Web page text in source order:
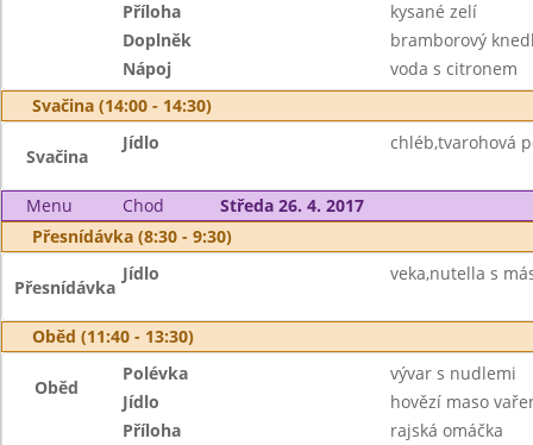
Příloha
kysané zelí
Doplněk
bramborový
Nápoj
voda s citronem
Svačina (14:00 - 14:30)
Svačina
Jídlo chléb,tvarohová
Menu Chod
Středa 26. 4. 2017
Přesnídávka (8:30 - 9:30)
Přesnídávka
Jídlo veka,nutella s
Oběd (11:40 - 13:30)
Oběd
Polévka
vývar s nudlemi
Jídlo
hovězí maso
Příloha
rajská omáčka